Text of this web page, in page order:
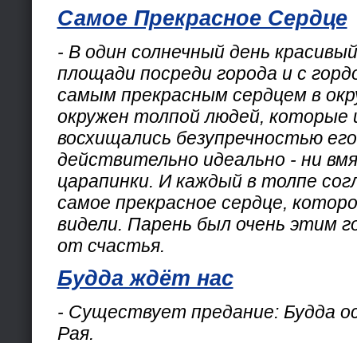
Самое Прекрасное Сердце
- В один солнечный день
площади посреди города и с
самым прекрасным сердцем в
окружен толпой людей, которые
восхищались безупречностью
действительно идеально - ни
царапинки. И каждый в толпе
самое прекрасное сердце,
видели. Парень был очень этим
от счастья.
Будда ждёт нас
- Существует предание: Будда
Рая.